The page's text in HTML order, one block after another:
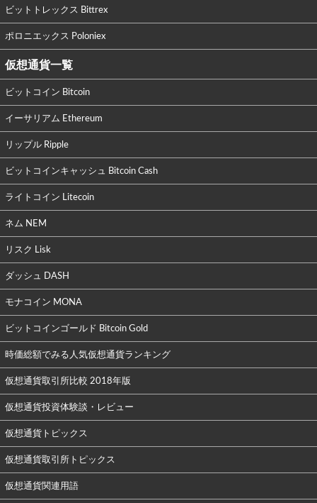
ビットトレックス Bittrex
ポロニエックス Poloniex
仮想通貨一覧
ビットコイン Bitcoin
イーサリアム Ethereum
リップル Ripple
ビットコインキャッシュ Bitcoin Cash
ライトコイン Litecoin
ネム NEM
リスク Lisk
ダッシュ DASH
モナコイン MONA
ビットコインゴールド Bitcoin Gold
時価総額でみる人気仮想通貨ランキング
仮想通貨取引所比較 2018年版
仮想通貨投資体験談・レビュー
仮想通貨トピックス
仮想通貨取引所トピックス
仮想通貨関連用語